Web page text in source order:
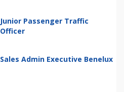
Junior Passenger Traffic
Officer
Sales Admin Executive Benelux